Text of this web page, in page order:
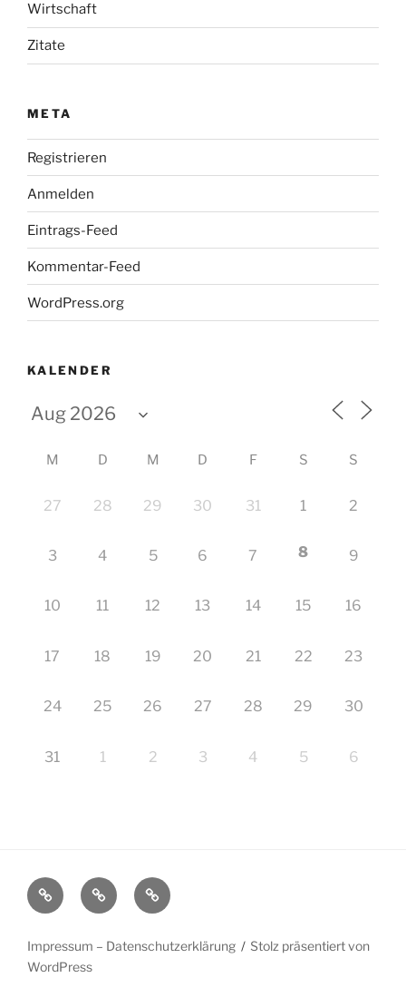
Wirtschaft
Zitate
META
Registrieren
Anmelden
Eintrags-Feed
Kommentar-Feed
WordPress.org
KALENDER
M D M D F S S
27 28 29 30 31 1 2
3 4 5 6 7 8 9
10 11 12 13 14 15 16
17 18 19 20 21 22 23
24 25 26 27 28 29 30
31 1 2 3 4 5 6
StartseiteImpressum
–
Veranstaltungen
Impressum – Datenschutzerklärung
Stolz präsentiert von
WordPress